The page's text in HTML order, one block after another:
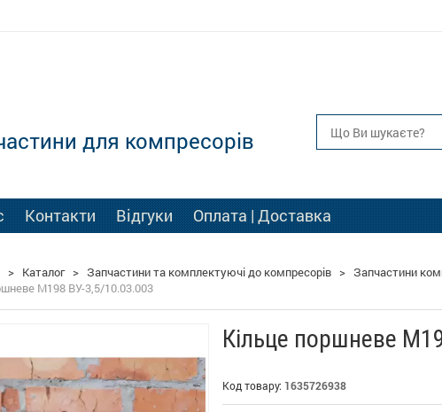
для компресорів
Контакти Відгуки Оплата | Доставка
> Каталог > Запчастини та комплектуючі до компресорів > Запчастини
М198 ВУ-3,5/10.03.003
Кільце поршневе
Код товару: 1635726938